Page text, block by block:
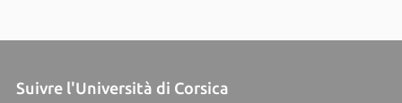
Suivre l'Università di Corsica